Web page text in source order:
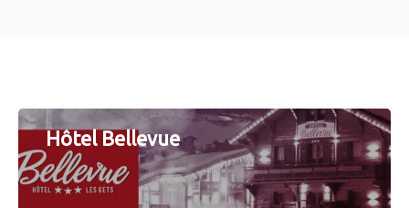
Hôtel Bellevue